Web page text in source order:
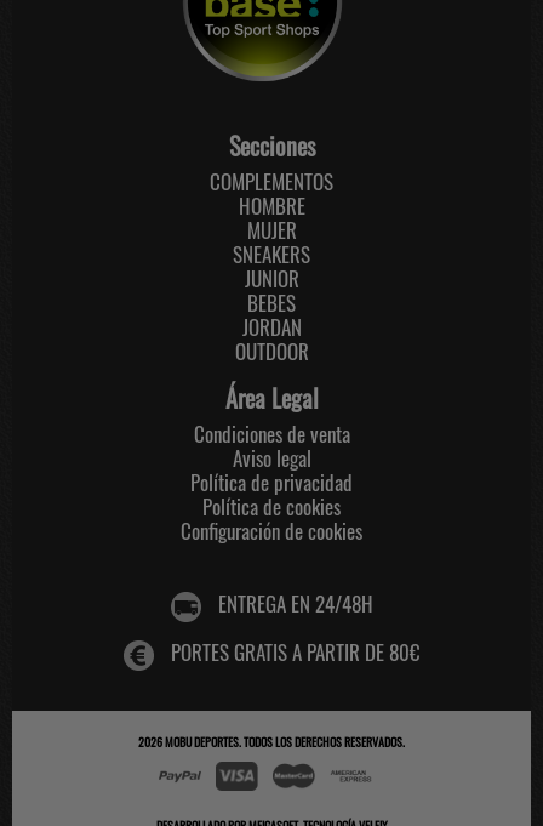
Secciones
COMPLEMENTOS
HOMBRE
MUJER
SNEAKERS
JUNIOR
BEBES
JORDAN
OUTDOOR
Área Legal
Condiciones de venta
Aviso legal
Política de privacidad
Política de cookies
Configuración de cookies
ENTREGA EN 24/48H
PORTES GRATIS A PARTIR DE 80€
2026MOBU DEPORTES. TODOS LOS DERECHOS RESERVADOS.